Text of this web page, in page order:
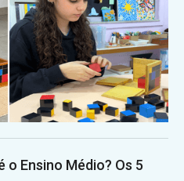
Ensino Médio? Os 5